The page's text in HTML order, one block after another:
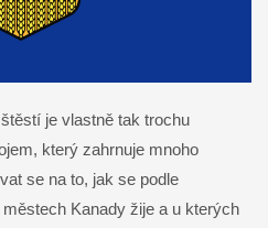
je vlastně tak trochu
který zahrnuje mnoho
se na to, jak se podle
Kanady žije a u kterých